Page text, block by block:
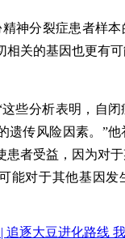
神分裂症患者样
相关的基因也更有
些分析表明，自
遗传风险因素。”
患者受益，因为对
能对于其他基因发
追逐大豆进化路线